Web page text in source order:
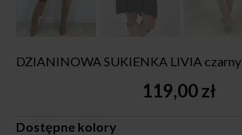
DZIANINOWA SUKIENKA LIVIA czarny
119,00zł
Dostępne kolory